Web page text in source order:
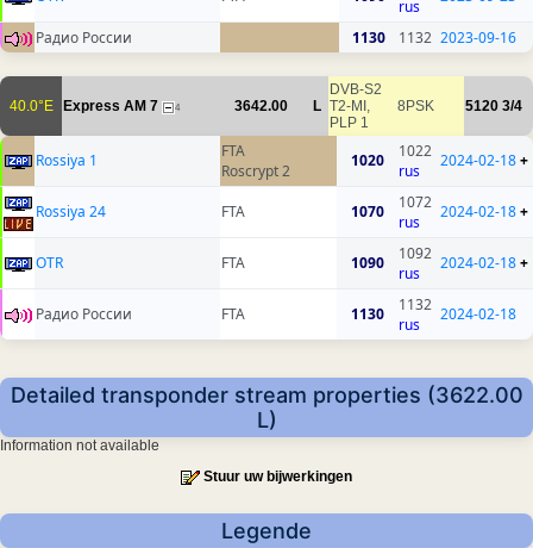
rus
Радио России 1130 1132 2023-09-16
40.0°E Express AM 7 4 3642.00 L
DVB-S2
T2-MI,
PLP 1
8PSK 5120 3/4
Rossiya 1
FTA
Roscrypt 2
1020
1022
rus
2024-02-18+
Rossiya 24 FTA 1070
1072
rus
2024-02-18+
OTR FTA 1090
1092
rus
2024-02-18+
Радио России FTA 1130
1132
rus
2024-02-18
Detailed transponder stream properties (3622.00
L)
Information not available
Stuur uw bijwerkingen
Legende